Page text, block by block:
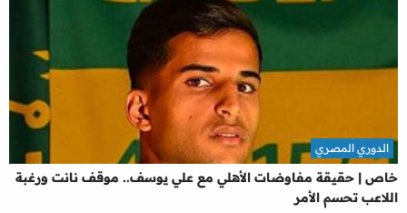
خاص | حقيقة مفاوضات الأهلي مع علي يوسف.. موقف نانت ورغبة
اللاعب تحسم الأمر
الدوري المصري